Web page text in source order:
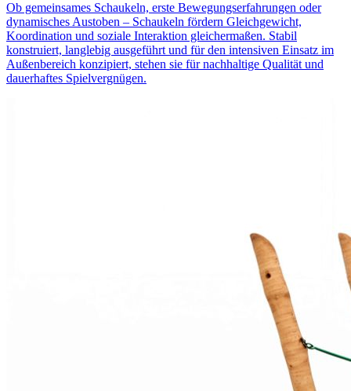
Ob gemeinsames Schaukeln, erste Bewegungserfahrungen oder
dynamisches Austoben – Schaukeln fördern Gleichgewicht,
Koordination und soziale Interaktion gleichermaßen. Stabil
konstruiert, langlebig ausgeführt und für den intensiven Einsatz im
Außenbereich konzipiert, stehen sie für nachhaltige Qualität und
dauerhaftes Spielvergnügen.